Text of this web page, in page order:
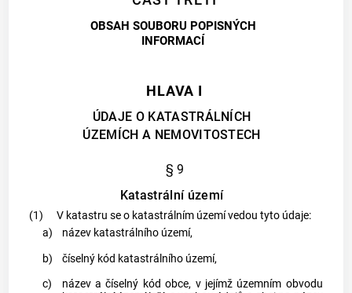
OBSAH SOUBORU POPISNÝCH
INFORMACÍ
HLAVA I
ÚDAJE O KATASTRÁLNÍCH
ÚZEMÍCH A NEMOVITOSTECH
§ 9
Katastrální území
(1) V katastru se o katastrálním územívedou tyto údaje:
a)
název katastrálního území,
b)
číselný kód katastrálního území,
c)
název a číselný kódobce, v jejímž územním obvodu